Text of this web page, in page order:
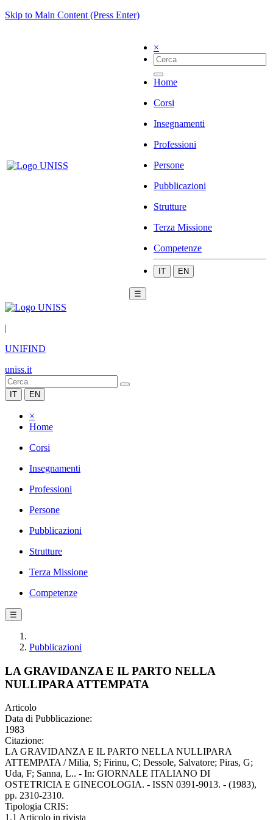
Skip to Main Content (Press Enter)
×
Home
Corsi
Insegnamenti
Professioni
Persone
Pubblicazioni
Strutture
Terza Missione
Competenze
IT EN
☰
|
UNIFIND
uniss.it
IT EN
×
Home
Corsi
Insegnamenti
Professioni
Persone
Pubblicazioni
Strutture
Terza Missione
Competenze
☰
Pubblicazioni
LA GRAVIDANZA E IL PARTO NELLA
NULLIPARA ATTEMPATA
Articolo
Data di Pubblicazione:
1983
Citazione:
LA GRAVIDANZA E IL PARTO NELLA NULLIPARA
ATTEMPATA / Milia, S; Firinu, C; Dessole, Salvatore; Piras, G;
Uda, F; Sanna, L.. - In: GIORNALE ITALIANO DI
OSTETRICIA E GINECOLOGIA. - ISSN 0391-9013. - (1983),
pp. 2310-2310.
Tipologia CRIS:
1.1 Articolo in rivista